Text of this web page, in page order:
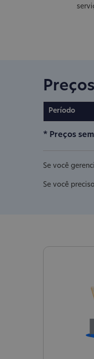
Período
* Preços
Se você
Se você